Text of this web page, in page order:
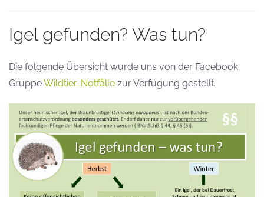
Igel gefunden? Was tun?
Die folgende Übersicht wurde uns von der Facebook
GruppeWildtier-Notfälle zur Verfügung gestellt.